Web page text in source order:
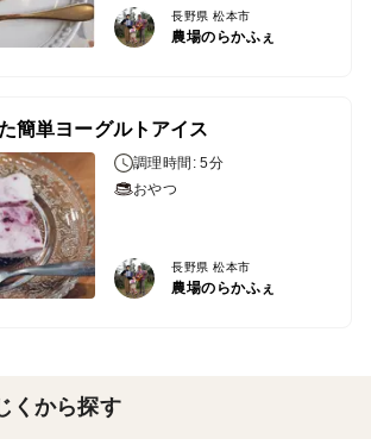
長野県 松本市
農場のらかふぇ
簡単ヨーグルトアイス
調理時間: 5分
おやつ
長野県 松本市
農場のらかふぇ
くから探す